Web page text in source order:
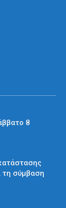
8
τη σύμβαση